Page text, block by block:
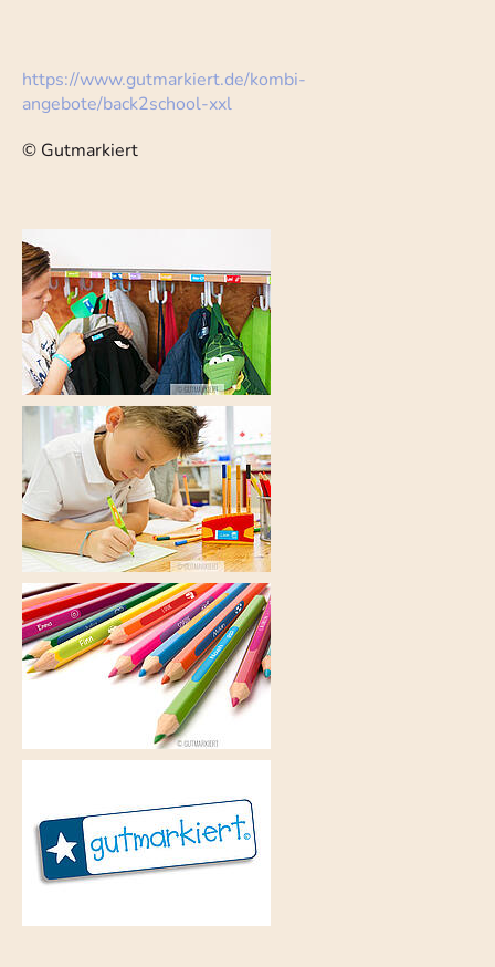
https://www.gutmarkiert.de/kombi-
angebote/back2school-xxl
© Gutmarkiert